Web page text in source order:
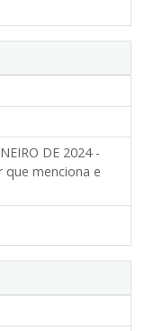
DE 2024 -
que menciona e